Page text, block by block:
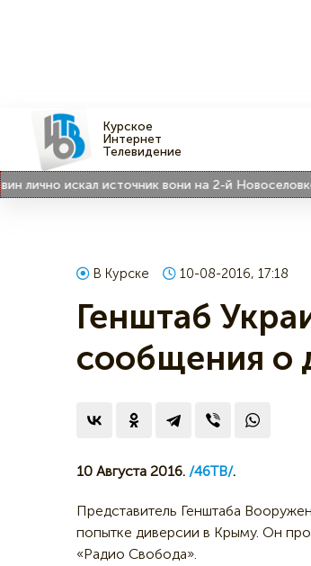
Курское
Интернет
Телевидение
искал источник вони на 2-й Новоселовке в
В Курске 10-08-2016, 17:18
Генштаб
сообщения о
10 Августа 2016. /46ТВ/.
Представитель Генштаба
попытке диверсии в Крыму. Он
«Радио Свобода».